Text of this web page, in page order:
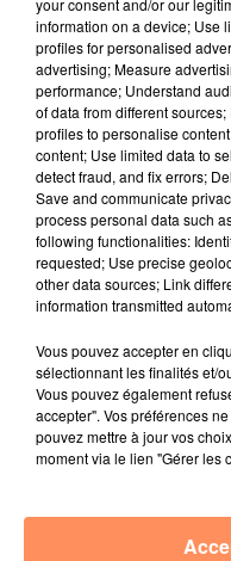
Didier Dague,
2 700 postes
Enfin, chez Hop!,
particulièrement
court-courrier du
comité social et
suppression de la
Malgré ces postes
le soutien de 7
compagnie par
de l’argent mais on
emploi', à quoi ça
risques de faillites
France",a-t-il justifié.
fil actus
information on a device; Use
profiles for personalised
advertising; Measure
performance; Understand
of data from different
profiles to personalise
content; Use limited data to
detect fraud, and fix errors;
Save and communicate
process personal data such
following functionalities:
requested; Use precise
other data sources; Link
information transmitted
Vous pouvez accepter en
sélectionnant les finalités et/
Vous pouvez également
accepter". Vos préférences
pouvez mettre à jour vos
moment via le lien "Gérer les